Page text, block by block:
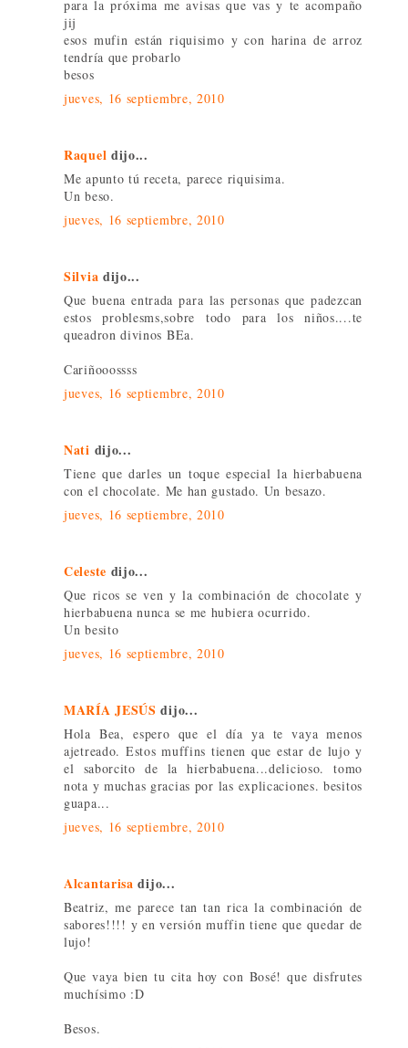
para la próxima me avisas que vas y te acompaño
jij
esos mufin están riquisimo y con harina de arroz
tendría que probarlo
besos
jueves, 16 septiembre, 2010
Raquel dijo...
Me apunto tú receta, parece riquisima.
Un beso.
jueves, 16 septiembre, 2010
Silvia dijo...
Que buena entrada para las personas que padezcan
estos problesms,sobre todo para los niños....te
queadron divinos BEa.
Cariñooossss
jueves, 16 septiembre, 2010
Nati dijo...
Tiene que darles un toque especial la hierbabuena
con el chocolate. Me han gustado. Un besazo.
jueves, 16 septiembre, 2010
Celeste dijo...
Que ricos se ven y la combinación de chocolate y
hierbabuena nunca se me hubiera ocurrido.
Un besito
jueves, 16 septiembre, 2010
MARÍA JESÚS dijo...
Hola Bea, espero que el día ya te vaya menos
ajetreado. Estos muffins tienen que estar de lujo y
el saborcito de la hierbabuena...delicioso. tomo
nota y muchas gracias por las explicaciones. besitos
guapa...
jueves, 16 septiembre, 2010
Alcantarisa dijo...
Beatriz, me parece tan tan rica la combinación de
sabores!!!! y en versión muffin tiene que quedar de
lujo!
Que vaya bien tu cita hoy con Bosé! que disfrutes
muchísimo :D
Besos.